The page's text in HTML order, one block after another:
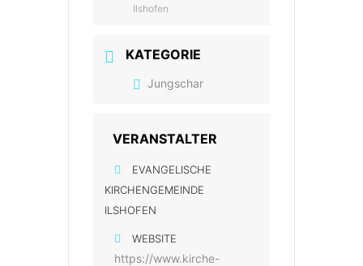
Ilshofen
KATEGORIE
Jungschar
VERANSTALTER
EVANGELISCHE
KIRCHENGEMEINDE
ILSHOFEN
WEBSITE
https://www.kirche-